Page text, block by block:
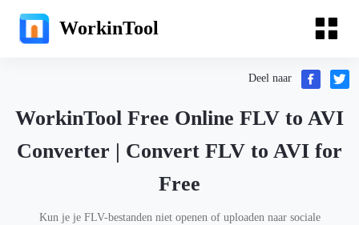
WorkinTool
Deel naar
WorkinTool Free Online FLV to AVI
Converter | Convert FLV to AVI for
Free
Kun je je FLV-bestanden niet openen of uploaden naar sociale